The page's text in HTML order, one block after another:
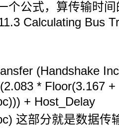
个公式，算传输时
Calculating Bus
(Handshake
* Floor(3.167 +
+ Host_Delay
这部分就是数据传